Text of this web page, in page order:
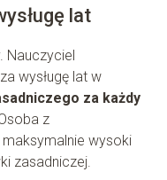
lat
Nauczyciel
wysługę lat w
za każdy
z
wysoki
zasadniczej.